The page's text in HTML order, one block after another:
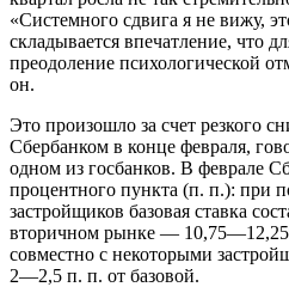
«Системного сдвига я не вижу,
складывается впечатление, что
преодоление психологической
он.
Это произошло за счет резкого
Сбербанком в конце февраля,
одном из госбанков. В феврале
процентного пункта (п. п.): при
застройщиков базовая ставка
вторичном рынке —
совместно с некоторыми
2—2,5 п. п. от базовой.